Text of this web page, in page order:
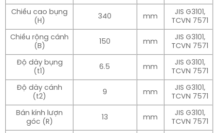
Chiều cao bụng
(H)
340 mm
JIS G3101,
TCVN 7571
Chiều rộng cánh
(B)
150 mm
JIS G3101,
TCVN 7571
Độ dày bụng
(t1)
6.5 mm
JIS G3101,
TCVN 7571
Độ dày cánh
(t2)
9 mm
JIS G3101,
TCVN 7571
Bán kính lượn
góc (R)
13 mm
JIS G3101,
TCVN 7571